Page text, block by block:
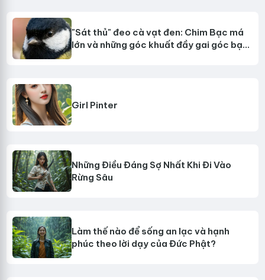
"Sát thủ" đeo cà vạt đen: Chim Bạc má
lớn và những góc khuất đầy gai góc bạn
Girl Pinter
Những Điều Đáng Sợ Nhất Khi Đi Vào
Rừng Sâu
Làm thế nào để sống an lạc và hạnh
phúc theo lời dạy của Đức Phật?